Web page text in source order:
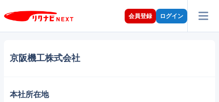
会員登録 ログイン
京阪機工株式会社
本社所在地